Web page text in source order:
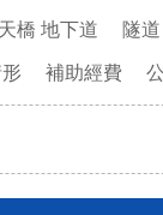
橋 地下道 隧道
補助經費